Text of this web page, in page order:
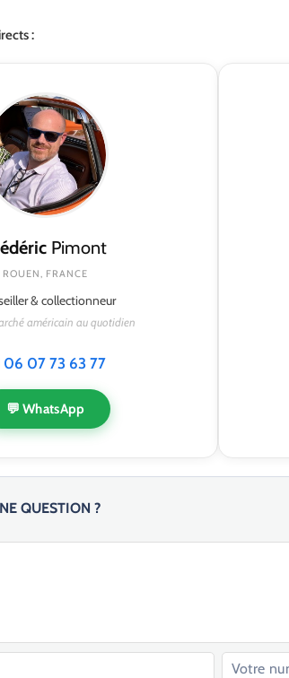
:
Pimont
ROUEN, FRANCE
& collectionneur
américain au quotidien
06 07 73 63 77
💬 WhatsApp
QUESTION ?